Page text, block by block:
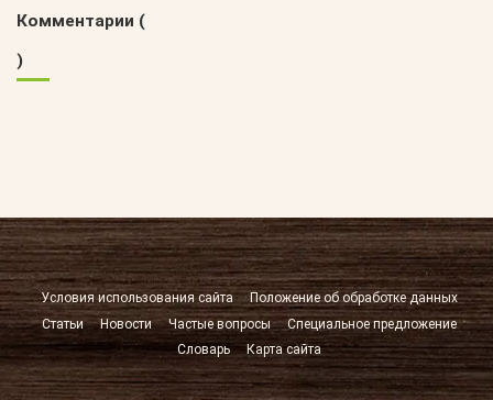
Комментарии (
)
Условия использования сайта
Положение об обработке данных
Статьи
Новости Частые вопросы
Специальное предложение
Словарь
Карта сайта